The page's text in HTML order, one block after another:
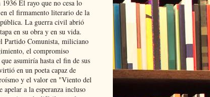
El rayo que no cesa lo
el firmamento literario de la
La guerra civil abrió
en su obra y en su vida.
Partido Comunista, miliciano
el compromiso
asumiría hasta el fin de sus
en un poeta capaz de
y el valor en "Viento del
apelar a la esperanza incluso